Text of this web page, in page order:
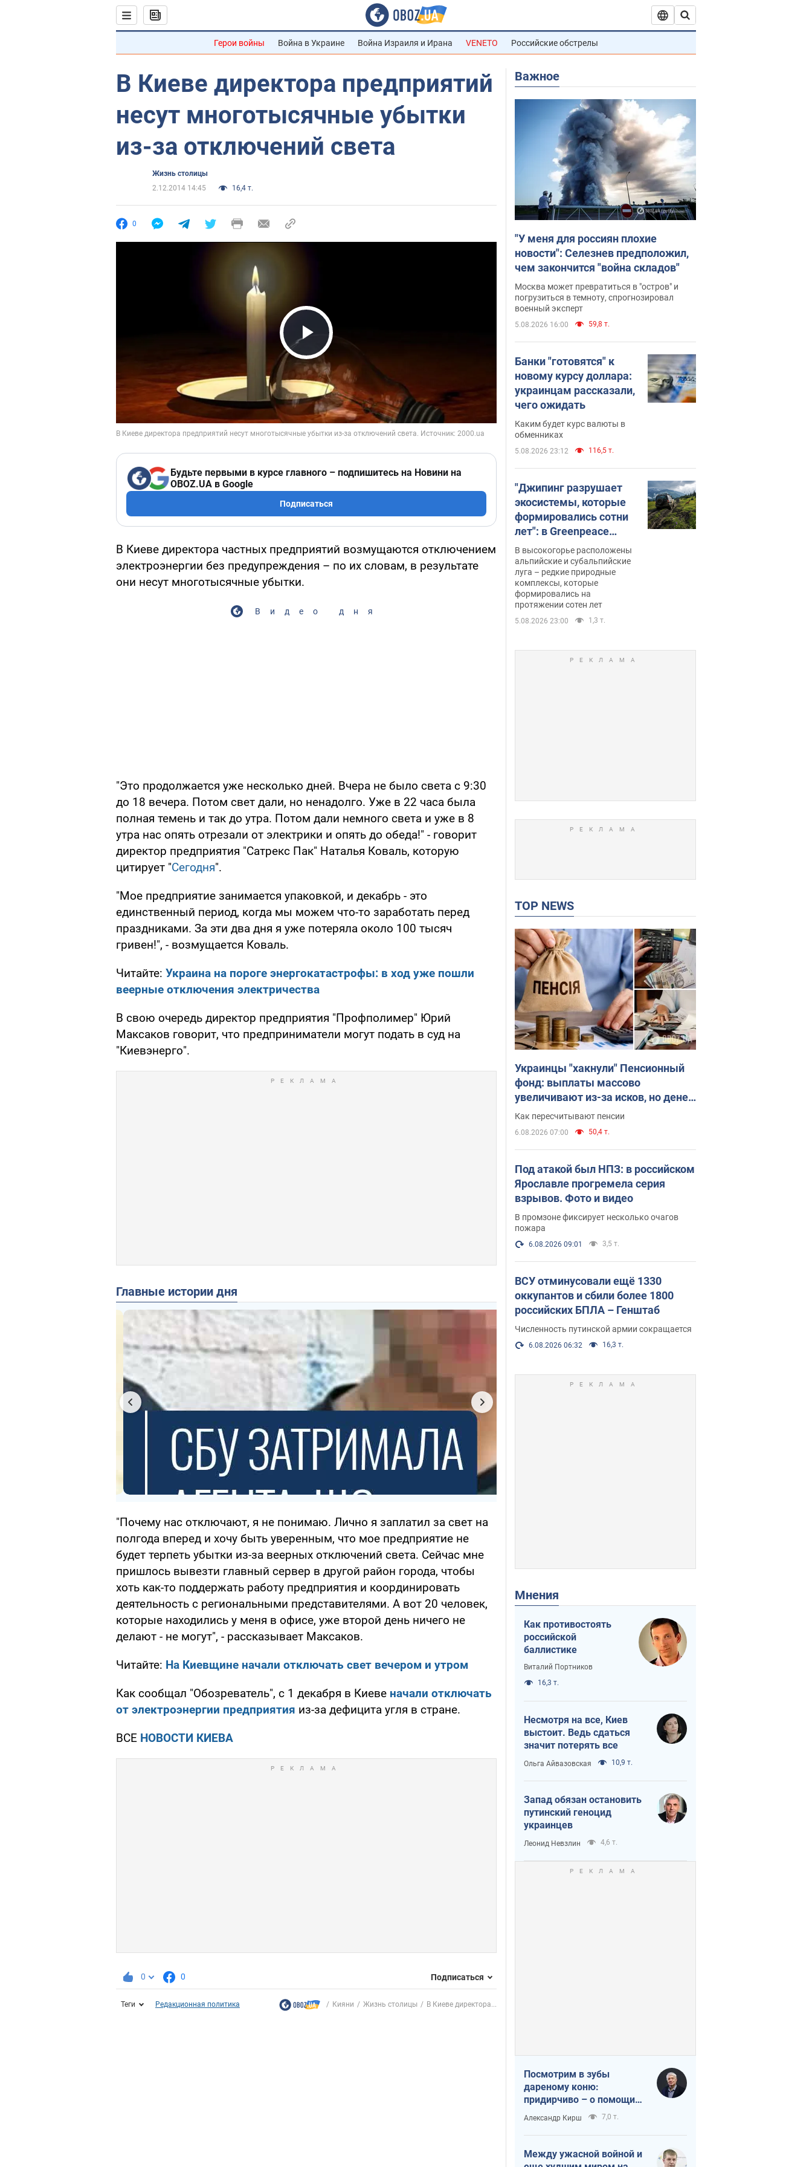
Герои войны Война в Украине Война Израиля и Ирана VENETO Российские обстрелы
В Киеве директора предприятий
несут многотысячные убытки
из-за отключений света
Жизнь столицы
2.12.2014 14:45
16,4 т.
0
Play Video
Будьте первыми в курсе главного – подпишитесь на Новини на
OBOZ.UA в Google
Подписаться
В Киеве директора частных предприятий возмущаются отключением
электроэнергии без предупреждения – по их словам, в результате
они несут многотысячные убытки.
Видео дня
"Это продолжается уже несколько дней. Вчера не было света с 9:30
до 18 вечера. Потом свет дали, но ненадолго. Уже в 22 часа была
полная темень и так до утра. Потом дали немного света и уже в 8
утра нас опять отрезали от электрики и опять до обеда!" - говорит
директор предприятия "Сатрекс Пак" Наталья Коваль, которую
цитирует "Сегодня".
"Мое предприятие занимается упаковкой, и декабрь - это
единственный период, когда мы можем что-то заработать перед
праздниками. За эти два дня я уже потеряла около 100 тысяч
гривен!", - возмущается Коваль.
Читайте: Украина на пороге энергокатастрофы: в ход уже пошли
веерные отключения электричества
В свою очередь директор предприятия "Профполимер" Юрий
Максаков говорит, что предприниматели могут подать в суд на
"Киевэнерго".
Главные истории дня
"Почему нас отключают, я не понимаю. Лично я заплатил за свет на
полгода вперед и хочу быть уверенным, что мое предприятие не
будет терпеть убытки из-за веерных отключений света. Сейчас мне
пришлось вывезти главный сервер в другой район города, чтобы
хоть как-то поддержать работу предприятия и координировать
деятельность с региональными представителями. А вот 20 человек,
которые находились у меня в офисе, уже второй день ничего не
делают - не могут", - рассказывает Максаков.
Читайте: На Киевщине начали отключать свет вечером и утром
Как сообщал "Обозреватель", с 1 декабря в Киеве начали отключать
от электроэнергии предприятия из-за дефицита угля в стране.
ВСЕ НОВОСТИ КИЕВА
0 0 Подписаться
Теги Редакционная политика Кияни Жизнь столицы В Киеве директора...
Важное
"У меня для россиян плохие
новости": Селезнев предположил,
чем закончится "война складов"
Москва может превратиться в "остров" и
погрузиться в темноту, спрогнозировал
военный эксперт
5.08.2026 16:00 59,8 т.
Банки "готовятся" к
новому курсу доллара:
украинцам рассказали,
чего ожидать
Каким будет курс валюты в
обменниках
5.08.2026 23:12 116,5 т.
"Джипинг разрушает
экосистемы, которые
формировались сотни
лет": в Greenpeace
забили тревогу
В высокогорье расположены
альпийские и субальпийские
луга – редкие природные
комплексы, которые
формировались на
протяжении сотен лет
5.08.2026 23:00 1,3 т.
TOP NEWS
Украинцы "хакнули" Пенсионный
фонд: выплаты массово
увеличивают из-за исков, но денег
не хватает
Как пересчитывают пенсии
6.08.2026 07:00 50,4 т.
Под атакой был НПЗ: в российском
Ярославле прогремела серия
взрывов. Фото и видео
В промзоне фиксирует несколько очагов
пожара
6.08.2026 09:01 3,5 т.
ВСУ отминусовали ещё 1330
оккупантов и сбили более 1800
российских БПЛА – Генштаб
Численность путинской армии сокращается
6.08.2026 06:32 16,3 т.
Мнения
Как противостоять
российской
баллистике
Виталий Портников
16,3 т.
Несмотря на все, Киев
выстоит. Ведь сдаться
значит потерять все
Ольга Айвазовская 10,9 т.
Запад обязан остановить
путинский геноцид
украинцев
Леонид Невзлин 4,6 т.
Посмотрим в зубы
дареному коню:
придирчиво – о помощи
Украине
Александр Кирш 7,0 т.
Между ужасной войной и